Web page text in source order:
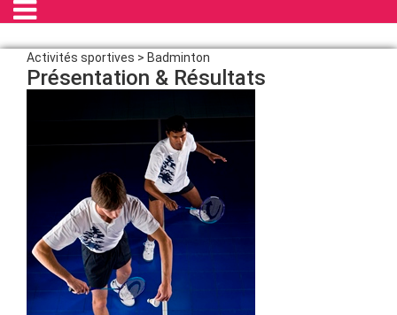
Activités sportives > Badminton
Présentation & Résultats